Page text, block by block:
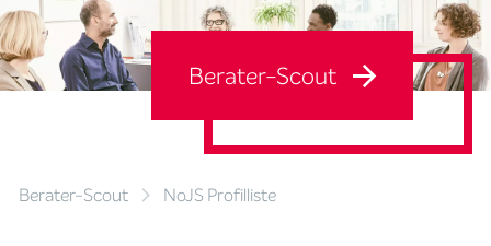
Berater-Scout NoJS Profilliste
Berater-Scout